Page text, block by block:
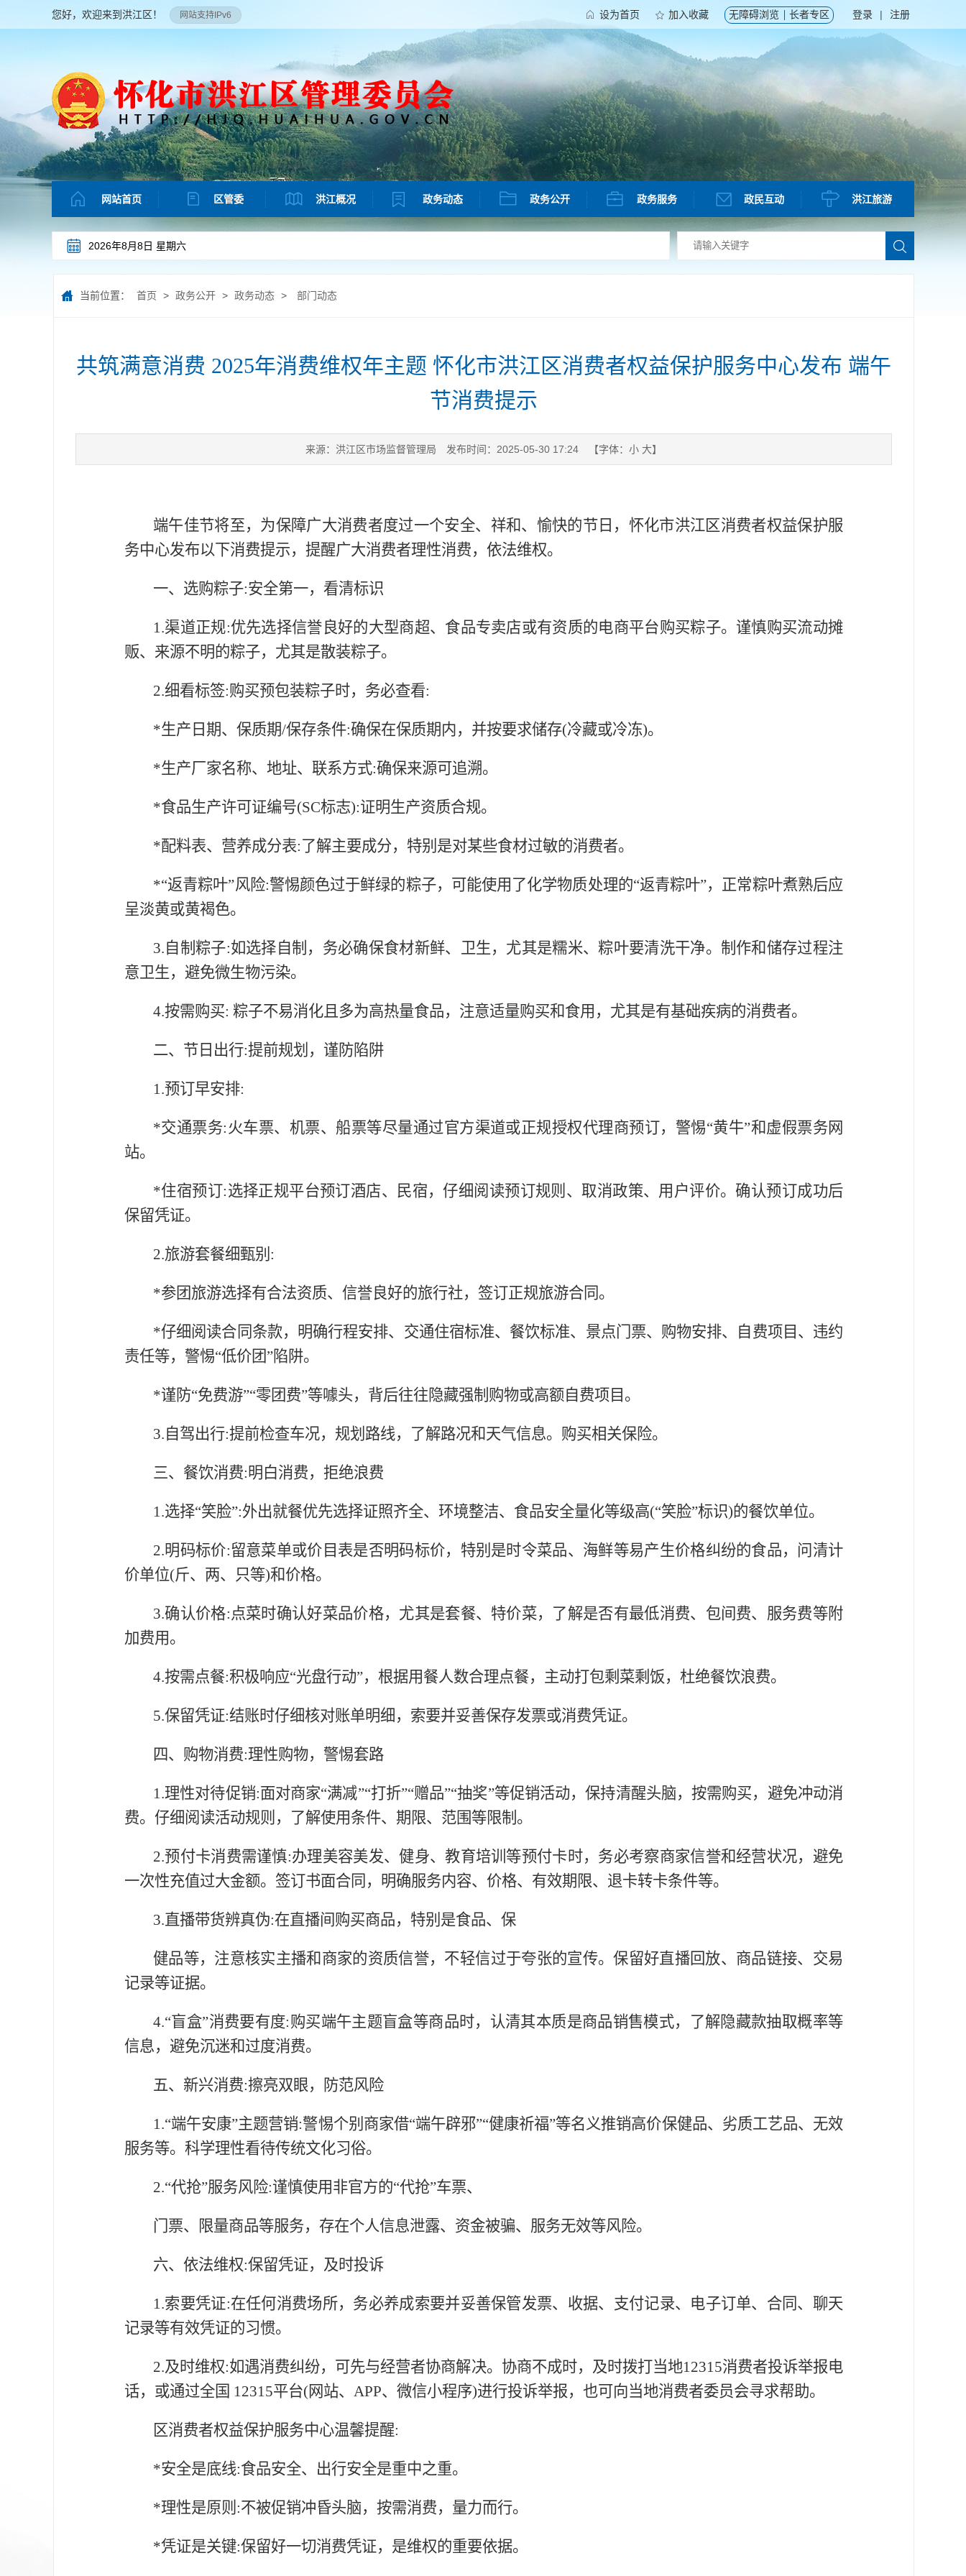
您好，欢迎来到洪江区！ 网站支持IPv6 登录 | 注册
设为首页 加入收藏 无障碍浏览 长者专区
网站首页 区管委 洪江概况 政务动态 政务公开 政务服务 政民互动 洪江旅游
2026年8月8日 星期六
当前位置： 首页 > 政务公开 > 政务动态 > 部门动态
共筑满意消费 2025年消费维权年主题 怀化市洪江区消费者权益保护服务中心发布 端午
节消费提示
来源：洪江区市场监督管理局 发布时间：2025-05-30 17:24 【字体： 小 大】
端午佳节将至，为保障广大消费者度过一个安全、祥和、愉快的节日，怀化市洪江区消费者权益保护服
务中心发布以下消费提示，提醒广大消费者理性消费，依法维权。
一、选购粽子:安全第一，看清标识
1.渠道正规:优先选择信誉良好的大型商超、食品专卖店或有资质的电商平台购买粽子。谨慎购买流动摊
贩、来源不明的粽子，尤其是散装粽子。
2.细看标签:购买预包装粽子时，务必查看:
*生产日期、保质期/保存条件:确保在保质期内，并按要求储存(冷藏或冷冻)。
*生产厂家名称、地址、联系方式:确保来源可追溯。
*食品生产许可证编号(SC标志):证明生产资质合规。
*配料表、营养成分表:了解主要成分，特别是对某些食材过敏的消费者。
*“返青粽叶”风险:警惕颜色过于鲜绿的粽子，可能使用了化学物质处理的“返青粽叶”，正常粽叶煮熟后应
呈淡黄或黄褐色。
3.自制粽子:如选择自制，务必确保食材新鲜、卫生，尤其是糯米、粽叶要清洗干净。制作和储存过程注
意卫生，避免微生物污染。
4.按需购买: 粽子不易消化且多为高热量食品，注意适量购买和食用，尤其是有基础疾病的消费者。
二、节日出行:提前规划，谨防陷阱
1.预订早安排:
*交通票务:火车票、机票、船票等尽量通过官方渠道或正规授权代理商预订，警惕“黄牛”和虚假票务网
站。
*住宿预订:选择正规平台预订酒店、民宿，仔细阅读预订规则、取消政策、用户评价。确认预订成功后
保留凭证。
2.旅游套餐细甄别:
*参团旅游选择有合法资质、信誉良好的旅行社，签订正规旅游合同。
*仔细阅读合同条款，明确行程安排、交通住宿标准、餐饮标准、景点门票、购物安排、自费项目、违约
责任等，警惕“低价团”陷阱。
*谨防“免费游”“零团费”等噱头，背后往往隐藏强制购物或高额自费项目。
3.自驾出行:提前检查车况，规划路线，了解路况和天气信息。购买相关保险。
三、餐饮消费:明白消费，拒绝浪费
1.选择“笑脸”:外出就餐优先选择证照齐全、环境整洁、食品安全量化等级高(“笑脸”标识)的餐饮单位。
2.明码标价:留意菜单或价目表是否明码标价，特别是时令菜品、海鲜等易产生价格纠纷的食品，问清计
价单位(斤、两、只等)和价格。
3.确认价格:点菜时确认好菜品价格，尤其是套餐、特价菜，了解是否有最低消费、包间费、服务费等附
加费用。
4.按需点餐:积极响应“光盘行动”，根据用餐人数合理点餐，主动打包剩菜剩饭，杜绝餐饮浪费。
5.保留凭证:结账时仔细核对账单明细，索要并妥善保存发票或消费凭证。
四、购物消费:理性购物，警惕套路
1.理性对待促销:面对商家“满减”“打折”“赠品”“抽奖”等促销活动，保持清醒头脑，按需购买，避免冲动消
费。仔细阅读活动规则，了解使用条件、期限、范围等限制。
2.预付卡消费需谨慎:办理美容美发、健身、教育培训等预付卡时，务必考察商家信誉和经营状况，避免
一次性充值过大金额。签订书面合同，明确服务内容、价格、有效期限、退卡转卡条件等。
3.直播带货辨真伪:在直播间购买商品，特别是食品、保
健品等，注意核实主播和商家的资质信誉，不轻信过于夸张的宣传。保留好直播回放、商品链接、交易
记录等证据。
4.“盲盒”消费要有度:购买端午主题盲盒等商品时，认清其本质是商品销售模式，了解隐藏款抽取概率等
信息，避免沉迷和过度消费。
五、新兴消费:擦亮双眼，防范风险
1.“端午安康”主题营销:警惕个别商家借“端午辟邪”“健康祈福”等名义推销高价保健品、劣质工艺品、无效
服务等。科学理性看待传统文化习俗。
2.“代抢”服务风险:谨慎使用非官方的“代抢”车票、
门票、限量商品等服务，存在个人信息泄露、资金被骗、服务无效等风险。
六、依法维权:保留凭证，及时投诉
1.索要凭证:在任何消费场所，务必养成索要并妥善保管发票、收据、支付记录、电子订单、合同、聊天
记录等有效凭证的习惯。
2.及时维权:如遇消费纠纷，可先与经营者协商解决。协商不成时，及时拨打当地12315消费者投诉举报电
话，或通过全国 12315平台(网站、APP、微信小程序)进行投诉举报，也可向当地消费者委员会寻求帮助。
区消费者权益保护服务中心温馨提醒:
*安全是底线:食品安全、出行安全是重中之重。
*理性是原则:不被促销冲昏头脑，按需消费，量力而行。
*凭证是关键:保留好一切消费凭证，是维权的重要依据。